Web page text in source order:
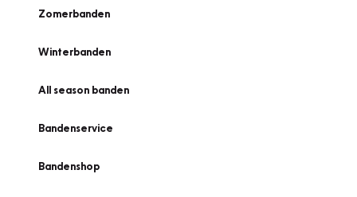
Zomerbanden
Winterbanden
All season banden
Bandenservice
Bandenshop